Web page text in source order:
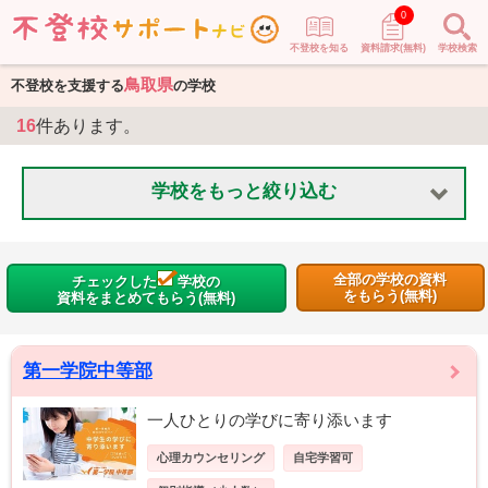
不登校を知る 資料請求(無料)
0
学校検索
不登校を支援する鳥取県の学校
16件あります。
学校をもっと絞り込む
チェックした
学校の
資料をまとめてもらう(無料)
全部の学校の資料
をもらう(無料)
第一学院中等部
一人ひとりの学びに寄り添います
心理カウンセリング 自宅学習可